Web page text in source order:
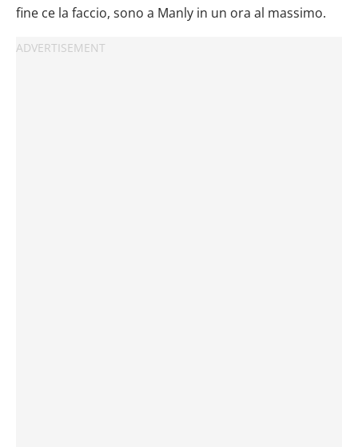
fine ce la faccio, sono a Manly in un ora al massimo.